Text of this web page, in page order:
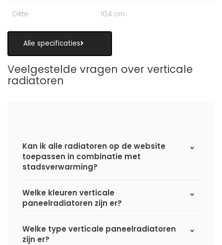
Dikte 10,4 cm
Alle specificaties
Veelgestelde vragen over verticale
radiatoren
Kan ik alle radiatoren op de website
toepassen in combinatie met
stadsverwarming?
Welke kleuren verticale
paneelradiatoren zijn er?
Welke type verticale paneelradiatoren
zijn er?